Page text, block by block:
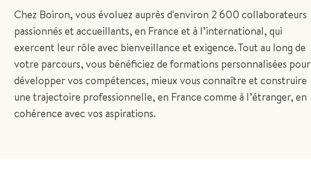
Chez Boiron, vous évoluez auprès d'environ 2 600 collaborateurs
passionnés et accueillants, en France et à l’international, qui
exercent leur rôle avec bienveillance et exigence. Tout au long de
votre parcours, vous bénéficiez de formations personnalisées pour
développer vos compétences, mieux vous connaître et construire
une trajectoire professionnelle, en France comme à l’étranger, en
cohérence avec vos aspirations.